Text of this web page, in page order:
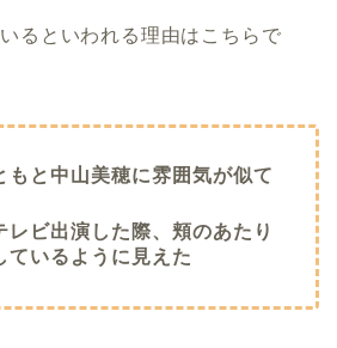
るといわれる理由はこちらで
もと中山美穂に雰囲気が似て
レビ出演した際、頬のあたり
ているように見えた